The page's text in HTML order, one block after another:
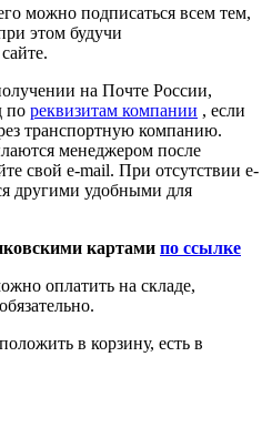
можно подписаться всем тем,
этом будучи
на Почте России,
по реквизитам компании , если
транспортную компанию.
менеджером после
свой e-mail. При отсутствии e-
другими удобными для
картами по ссылке
оплатить на складе,
в корзину, есть в